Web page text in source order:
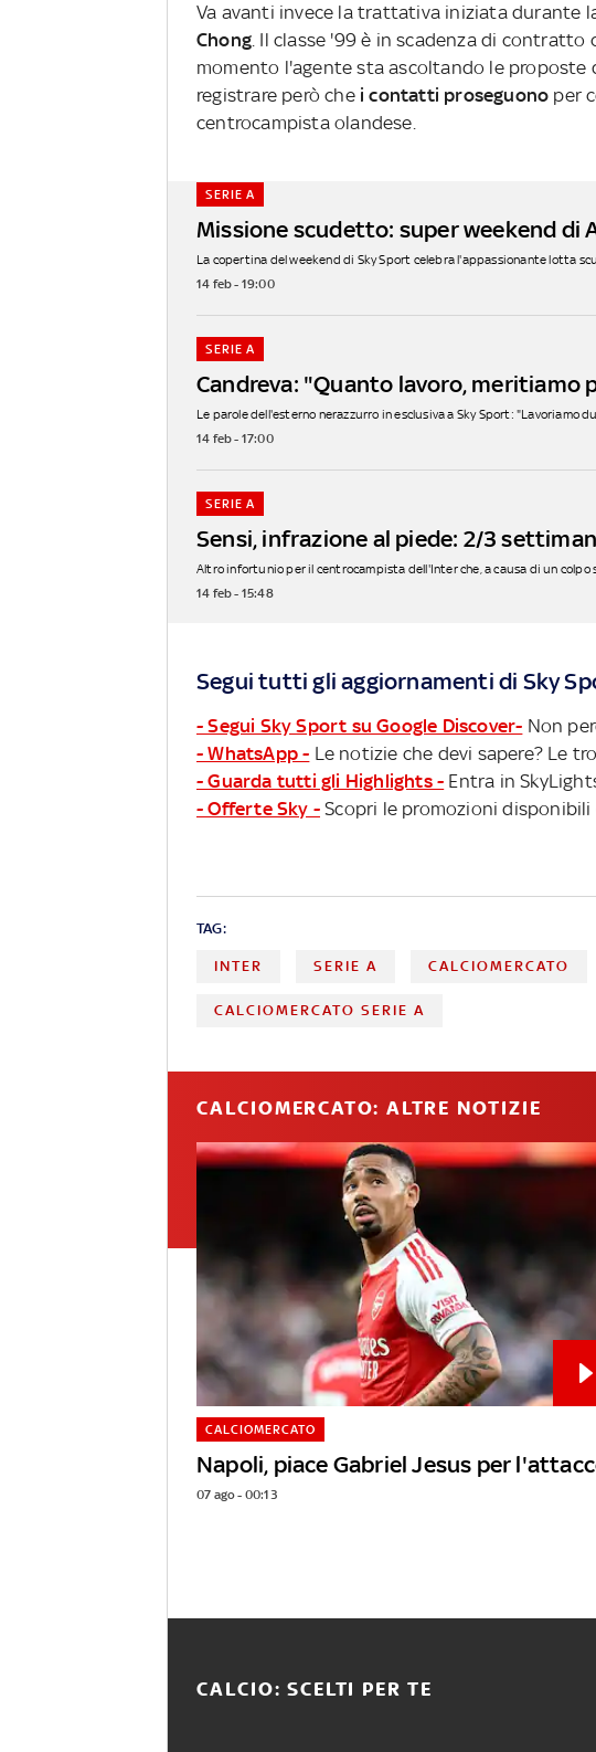
Va avanti invece la trattativa iniziata durante
Chong. Il classe '99 è in scadenza di contratto
momento l'agente sta ascoltando le proposte
registrare però chei contatti proseguono per
centrocampista olandese.
Missione scudetto: super weekend di
SERIE A
La copertina del weekend di Sky Sport celebra l'appassionante lotta
14 feb - 19:00
Candreva: "Quanto lavoro, meritiamo
SERIE A
Le parole dell'esterno nerazzurro in esclusiva a Sky Sport: "Lavoriamo
14 feb - 17:00
Sensi, infrazione al piede: 2/3
SERIE A
Altro infortunio per il centrocampista dell'Inter che, a causa di un colpo
14 feb - 15:48
Segui tutti gli aggiornamenti di Sky
- Segui Sky Sport su Google Discover- Non
- WhatsApp - Le notizie che devi sapere? Le
- Guarda tutti gli Highlights - Entra in
- Offerte Sky - Scopri le promozioni
TAG:
INTER SERIE A CALCIOMERCATO
CALCIOMERCATO SERIE A
CALCIOMERCATO: ALTRE NOTIZIE
Napoli, piace Gabriel Jesus per
CALCIOMERCATO
07 ago - 00:13
CALCIO: SCELTI PER TE